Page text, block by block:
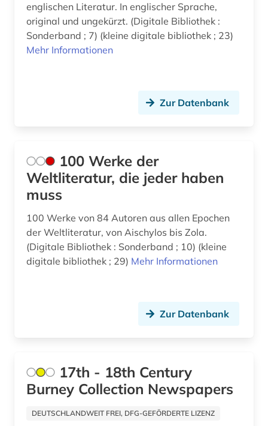
autobiografie (2)
autografen (1)
ballade (2)
bearbeitung (2)
behinderung (1)
belletristik (1)
ben (1)
bibliografie (30)
bibliographie (18)
englischen Literatur. In englischer Sprache,
original und ungekürzt. (Digitale Bibliothek :
Sonderband ; 7) (kleine digitale bibliothek ; 23)
Mehr Informationen
Zur Datenbank
100 Werke der
Weltliteratur, die jeder haben
muss
100 Werke von 84 Autoren aus allen Epochen
der Weltliteratur, von Aischylos bis Zola.
(Digitale Bibliothek : Sonderband ; 10) (kleine
digitale bibliothek ; 29) Mehr Informationen
Zur Datenbank
17th - 18th Century
Burney Collection Newspapers
DEUTSCHLANDWEIT FREI, DFG-GEFÖRDERTE LIZENZ